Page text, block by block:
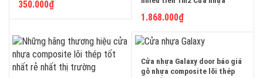
350.000₫
vân gỗ nhà tắm phòng ngủ nhà
vệ sinh cao cấp việt pháp đức
nhật abs alux acc atb
Huge Ecoplast Koffmann pvc
báo giá rẻ tại kho Tuyên
1.868.000₫
Cửa nhựa Galaxy door báo giá
gỗ nhựa composite lõi thép